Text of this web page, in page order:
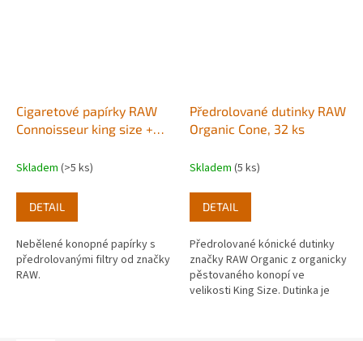
Cigaretové papírky RAW
Connoisseur king size +
Skladem (>5 ks)
DETAIL
Nebělené konopné papírky s
předrolovanými filtry od značky
RAW.
Předrolované dutinky RAW
Organic Cone, 32 ks
Skladem (5 ks)
DETAIL
Předrolované kónické dutinky
značky RAW Organic z organicky
pěstovaného konopí ve
velikosti King Size. Dutinka je